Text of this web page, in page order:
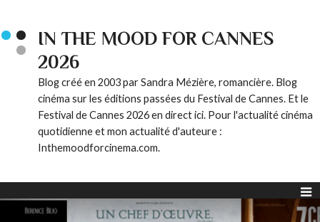
IN THE MOOD FOR CANNES
2026
Blog créé en 2003 par Sandra Mézière, romancière. Blog
cinéma sur les éditions passées du Festival de Cannes. Et le
Festival de Cannes 2026 en direct ici. Pour l'actualité cinéma
quotidienne et mon actualité d'auteure :
Inthemoodforcinema.com.